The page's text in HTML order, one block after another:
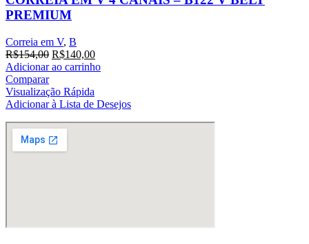
PREMIUM
Correia em V, B
R$154,00 O
preço
era:
R$154,00.
R$140,00O
preço
R$140,00.
Adicionar ao carrinho
Comparar
Visualização Rápida
Adicionar à Lista de Desejos